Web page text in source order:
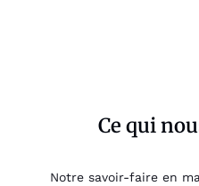
Ce qui
Notre savoir-faire en